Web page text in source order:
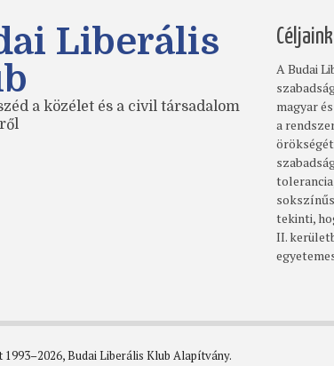
Liberális
a közélet és a civil társadalom
Céljaink
A Budai
magyar
a
tekinti,
II.
Budai Liberális Klub Alapítvány.